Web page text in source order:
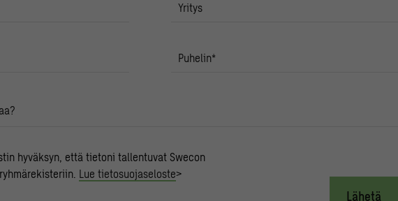
Yritys
Puhelin*
hyväksyn, että tietoni tallentuvat Swecon
Lue tietosuojaseloste>
Lähetä